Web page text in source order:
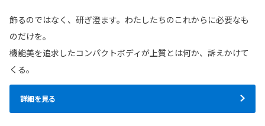
飾るのではなく、研ぎ澄ます。わたしたちのこれからに必要なも
のだけを。
機能美を追求したコンパクトボディが上質とは何か、訴えかけて
くる。
詳細を見る